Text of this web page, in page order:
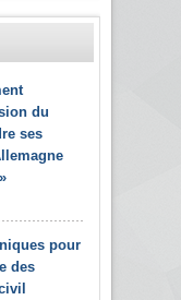
du
ses
pour
des